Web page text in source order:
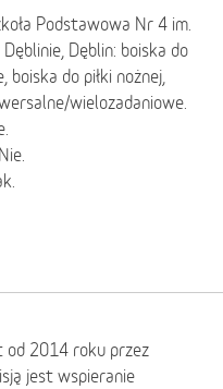
Podstawowa Nr 4 im.
Dęblin: boiska do
do piłki nożnej,
wielozadaniowe.
od 2014 roku przez
jest wspieranie